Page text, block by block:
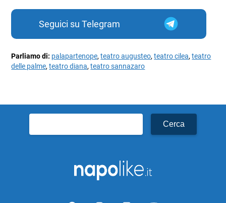
Seguici su Telegram
Parliamo di: palapartenope,teatro augusteo,teatro cilea,teatro
delle palme,teatro diana,teatro sannazaro
per: